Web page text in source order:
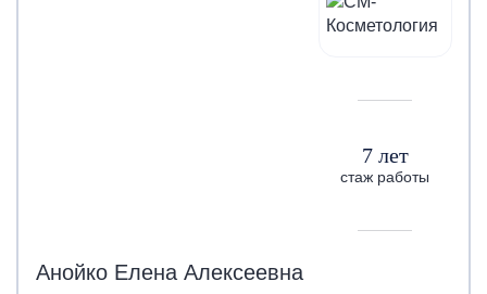
7 лет
стаж работы
Анойко Елена Алексеевна